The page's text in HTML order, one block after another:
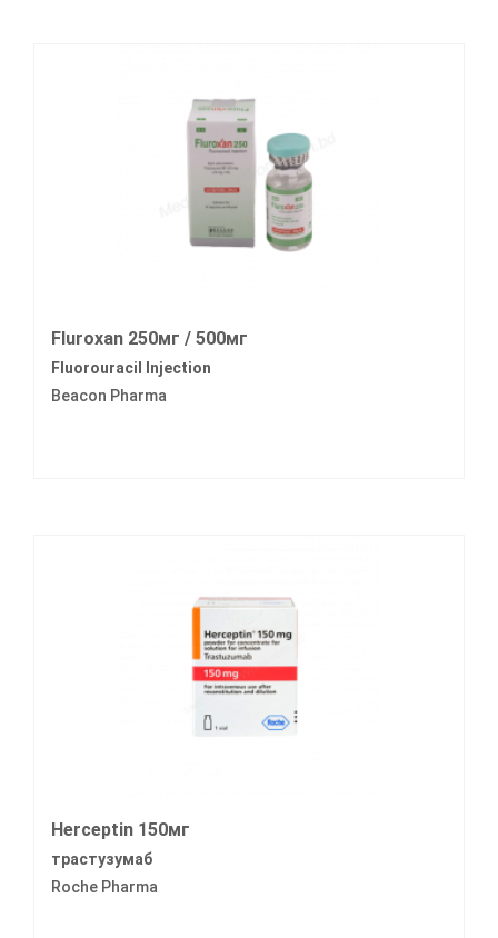
Fluroxan 250мг / 500мг
Fluorouracil Injection
Beacon Pharma
Herceptin 150мг
трастузумаб
Roche Pharma